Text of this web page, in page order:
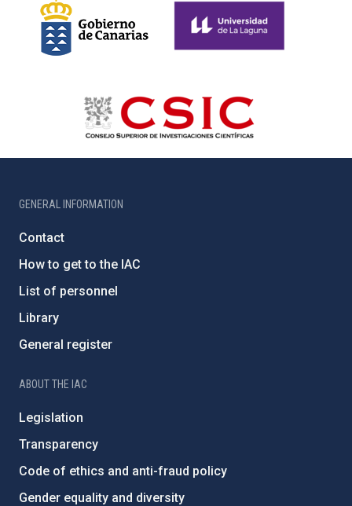
GENERAL INFORMATION
Contact
How to get to the IAC
List of personnel
Library
General register
ABOUT THE IAC
Legislation
Transparency
Code of ethics and anti-fraud policy
Gender equality and diversity